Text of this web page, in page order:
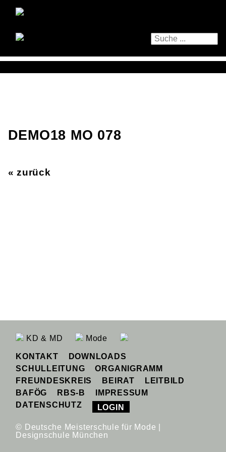
DEMO18 MO 078
« zurück
KD & MD Mode
KONTAKT
DOWNLOADS
SCHULLEITUNG
ORGANIGRAMM
FREUNDESKREIS
BEIRAT
LEITBILD
BAFÖG
RBS-B
IMPRESSUM
DATENSCHUTZ
LOGIN
© Deutsche Meisterschule für Mode |
Designschule München